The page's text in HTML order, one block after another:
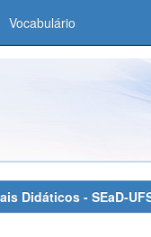
Vocabulário
Didáticos - SEaD-